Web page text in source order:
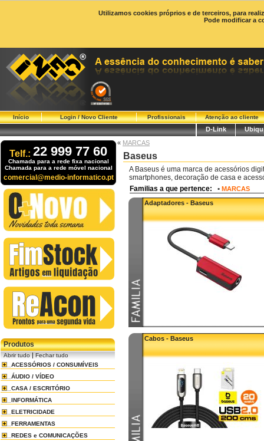
Utilizamos cookies próprios e de terceiros, para
Pode modificar a
Início Login / Novo Cliente Profissionais Atenção ao cliente
D-Link
Telf.: 22 999 77 60
Chamada para a rede fixa nacional
Chamada para a rede móvel nacional
comercial@medio-informatico.pt
Produtos
Abrir tudo|Fechar tudo
ACESSÓRIOS / CONSUMÍVEIS
ÁUDIO / VÍDEO
CASA / ESCRITÓRIO
INFORMÁTICA
ELETRICIDADE
FERRAMENTAS
REDES e COMUNICAÇÕES
« MARCAS
Baseus
A Baseus é uma marca de acessórios
smartphones, decoração de casa e
Familias a que pertence: • MARCAS
Adaptadores - Baseus
Cabos - Baseus